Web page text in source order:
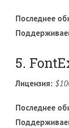
Последнее
5.
Лицензия:
Последнее